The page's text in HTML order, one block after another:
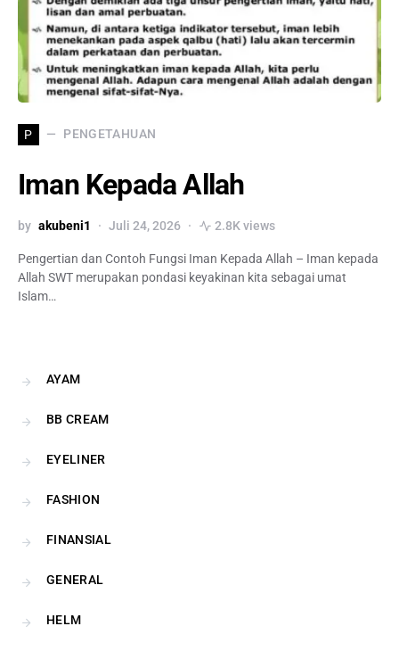
P PENGETAHUAN
Iman Kepada Allah
by akubeni1 Juli 24, 2026 2.8K views
Pengertian dan Contoh Fungsi Iman Kepada Allah – Iman kepada
Allah SWT merupakan pondasi keyakinan kita sebagai umat
Islam…
AYAM
BB CREAM
EYELINER
FASHION
FINANSIAL
GENERAL
HELM